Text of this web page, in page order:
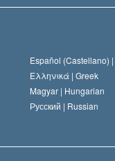
Español (Castellano) |
Ελληνικά | Greek
Magyar | Hungarian
Русский | Russian